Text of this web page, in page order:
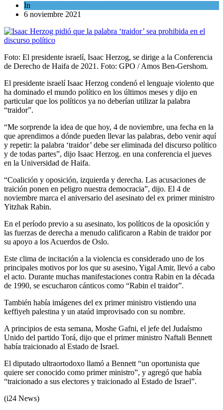
In
6 noviembre 2021
Foto: El presidente israelí, Isaac Herzog, se dirige a la Conferencia
de Derecho de Haifa de 2021. Foto: GPO / Amos Ben-Gershom.
El presidente israelí Isaac Herzog condenó el lenguaje violento que
ha dominado el mundo político en los últimos meses y dijo en
particular que los políticos ya no deberían utilizar la palabra
“traidor”.
“Me sorprende la idea de que hoy, 4 de noviembre, una fecha en la
que aprendimos a dónde pueden llevar las palabras, debo venir aquí
y repetir: la palabra ‘traidor’ debe ser eliminada del discurso político
y de todas partes”, dijo Isaac Herzog. en una conferencia el jueves
en la Universidad de Haifa.
“Coalición y oposición, izquierda y derecha. Las acusaciones de
traición ponen en peligro nuestra democracia”, dijo. El 4 de
noviembre marca el aniversario del asesinato del ex primer ministro
Yitzhak Rabin.
En el período previo a su asesinato, los políticos de la oposición y
las fuerzas de derecha a menudo calificaron a Rabin de traidor por
su apoyo a los Acuerdos de Oslo.
Este clima de incitación a la violencia es considerado uno de los
principales motivos por los que su asesino, Yigal Amir, llevó a cabo
el acto. Durante muchas manifestaciones contra Rabin en la década
de 1990, se escucharon cánticos como “Rabin el traidor”.
También había imágenes del ex primer ministro vistiendo una
keffiyeh palestina y un ataúd improvisado con su nombre.
A principios de esta semana, Moshe Gafni, el jefe del Judaísmo
Unido del partido Torá, dijo que el primer ministro Naftali Bennett
había traicionado al Estado de Israel.
El diputado ultraortodoxo llamó a Bennett “un oportunista que
quiere ser conocido como primer ministro”, y agregó que había
“traicionado a sus electores y traicionado al Estado de Israel”.
(i24 News)